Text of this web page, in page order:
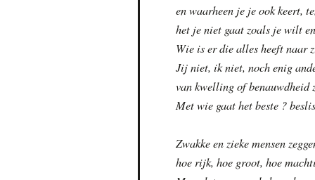
en waarheen je je ook keert,
het je niet gaat zoals je wilt
Wie is er die alles heeft naar
Jij niet, ik niet, noch enig
van kwelling of
Met wie gaat het beste ?
Zwakke en zieke mensen
hoe rijk, hoe groot, hoe